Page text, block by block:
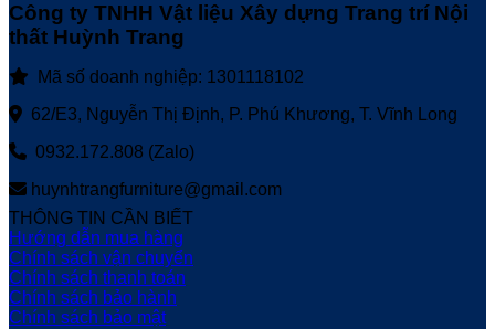
Công ty TNHH Vật liệu Xây dựng Trang trí Nội
thất Huỳnh Trang
Mã số doanh nghiệp: 1301118102
62/E3, Nguyễn Thị Định, P. Phú Khương, T. Vĩnh Long
0932.172.808 (Zalo)
huynhtrangfurniture@gmail.com
THÔNG TIN CẦN BIẾT
Hướng dẫn mua hàng
Chính sách vận chuyển
Chính sách thanh toán
Chính sách bảo hành
Chính sách bảo mật